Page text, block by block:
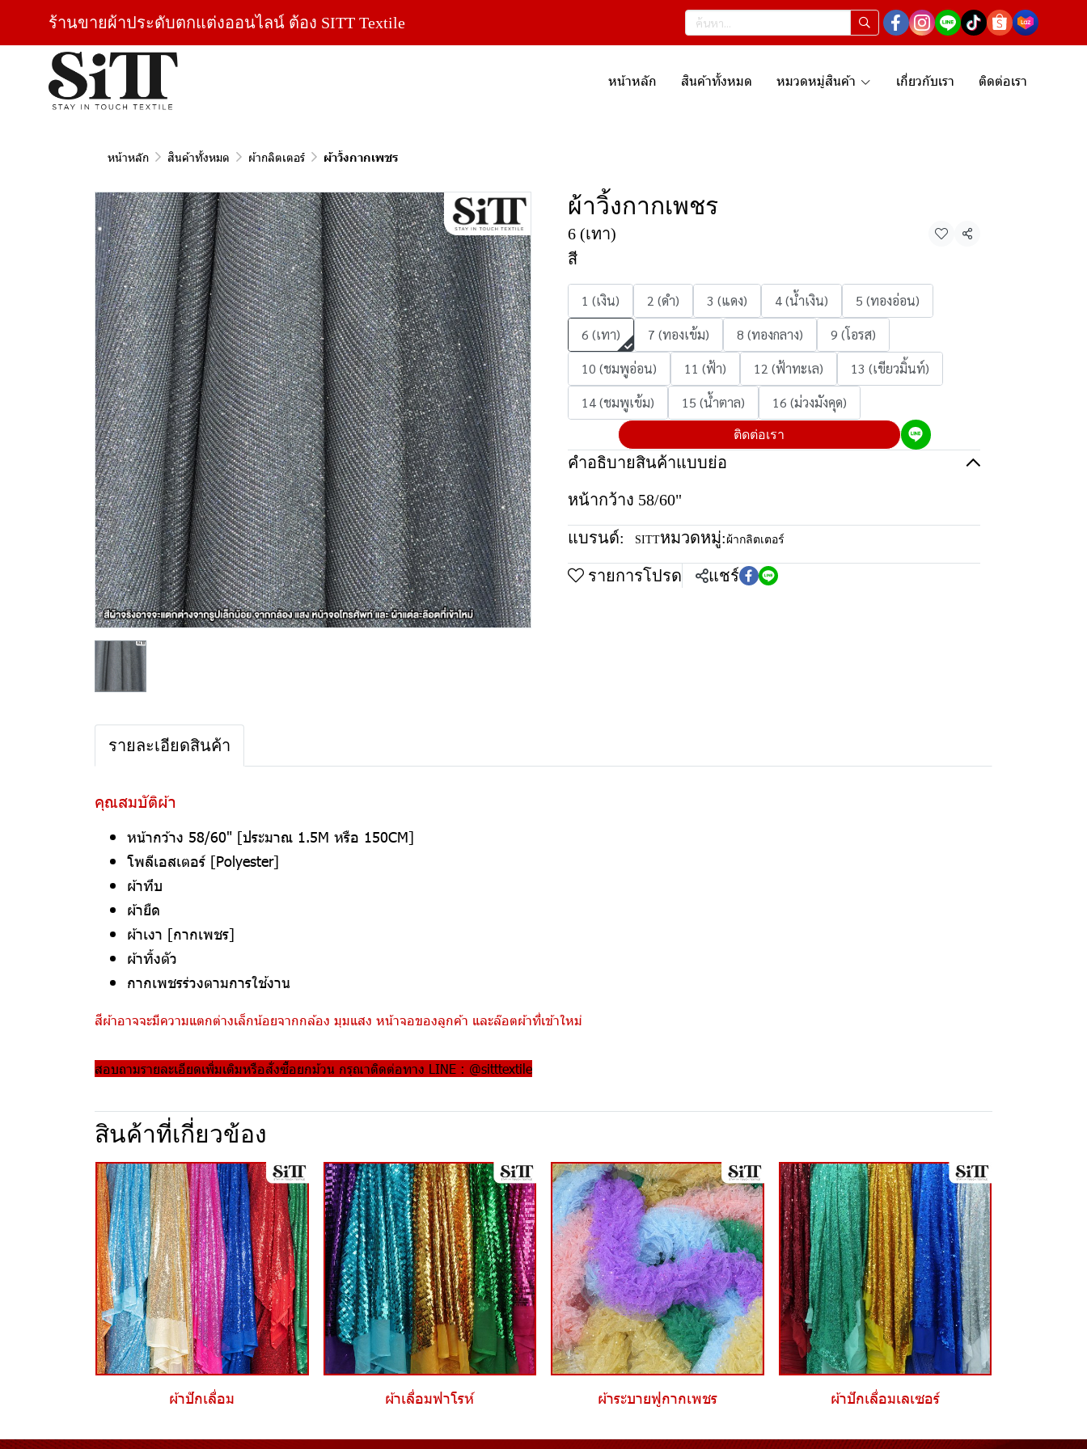
ร้านขายผ้าประดับตกแต่งออนไลน์ ต้อง SITT Textile
หน้าหลัก สินค้าทั้งหมด หมวดหมู่สินค้า เกี่ยวกับเรา ติดต่อเรา
หน้าหลัก สินค้าทั้งหมด ผ้ากลิตเตอร์ ผ้าวิ้งกากเพชร
ผ้าวิ้งกากเพชร
6 (เทา) แชร์
สี
1 (เงิน) 2 (ดำ) 3 (แดง) 4 (น้ำเงิน)
5 (ทองอ่อน)
6 (เทา)
7 (ทองเข้ม) 8 (ทองกลาง)
9 (โอรส)
10 (ชมพูอ่อน)
11 (ฟ้า) 12 (ฟ้าทะเล)
13 (เขียวมิ้นท์)
14 (ชมพูเข้ม)
15 (น้ำตาล) 16 (ม่วงมังคุด)
ติดต่อเรา
คำอธิบายสินค้าแบบย่อ
หน้ากว้าง 58/60"
แบรนด์: SITTหมวดหมู่: ผ้ากลิตเตอร์
รายการโปรด แชร์
รายละเอียดสินค้า
คุณสมบัติผ้า
หน้ากว้าง 58/60" [ประมาณ 1.5M หรือ 150CM]
โพลีเอสเตอร์ [Polyester]
ผ้าทึบ
ผ้ายืด
ผ้าเงา [กากเพชร]
ผ้าทิ้งตัว
กากเพชรร่วงตามการใช้งาน
สีผ้าอาจจะมีความแตกต่างเล็กน้อยจากกล้อง มุมแสง หน้าจอของลูกค้า และล๊อตผ้าที่เข้าใหม่
สอบถามรายละเอียดเพิ่มเติมหรือสั่งซื้อยกม้วน กรุณาติดต่อทาง LINE : @sitttextile
สินค้าที่เกี่ยวข้อง
ผ้าปักเลื่อม ผ้าเลื่อมฟาโรห์ ผ้าระบายฟูกากเพชร ผ้าปักเลื่อมเลเซอร์